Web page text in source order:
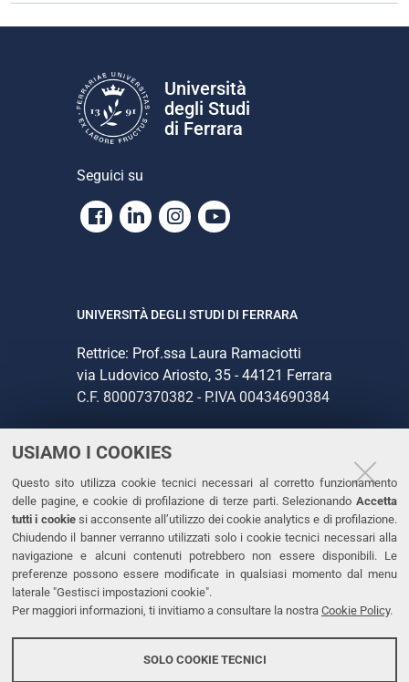
USIAMO I COOKIES
Questo sito utilizza cookie tecnici necessari al corretto funzionamento
delle pagine, e cookie di profilazione di terze parti. Selezionando Accetta
tutti i cookiesi acconsente all’utilizzo dei cookie analytics e di profilazione.
Chiudendo il banner verranno utilizzati solo i cookie tecnici necessari alla
navigazione e alcuni contenuti potrebbero non essere disponibili. Le
preferenze possono essere modificate in qualsiasi momento dal menu
laterale "Gestisci impostazioni cookie".
Per maggiori informazioni, ti invitiamo a consultare la nostra Cookie Policy.
SOLO COOKIE TECNICI
Università
degli Studi
di Ferrara
Seguici su
Facebook
LinkedinInstagram
Youtube
UNIVERSITÀ DEGLI STUDI DI FERRARA
Rettrice: Prof.ssa Laura Ramaciotti
via Ludovico Ariosto, 35 - 44121 Ferrara
C.F. 80007370382 - P.IVA 00434690384
CONTATTI
Tel. +39 0532 293111
Fax. +39 0532 293031
PEC
LINKS
Dichiarazione di accessibilità